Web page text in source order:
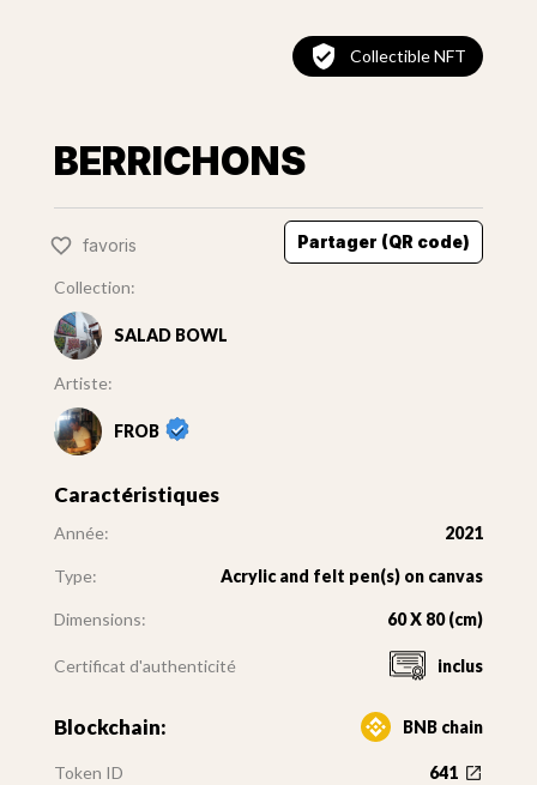
Collectible NFT
BERRICHONS
favoris Partager (QR code)
Collection:
SALAD BOWL
Artiste:
FROB
Caractéristiques
Année: 2021
Type: Acrylic and felt pen(s) on canvas
Dimensions: 60 X 80 (cm)
Certificat d'authenticité inclus
Blockchain: BNB chain
Token ID 641